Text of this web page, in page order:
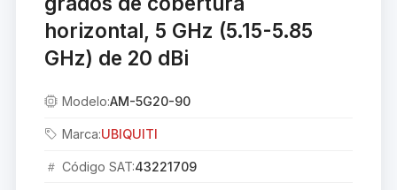
horizontal, 5 GHz (5.15-5.85
GHz) de 20 dBi
Modelo:AM-5G20-90
Marca:UBIQUITI
Código SAT:43221709